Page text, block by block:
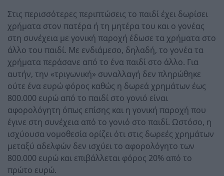
Στις περισσότερες περιπτώσεις το παιδί έχει δωρίσει
χρήματα στον πατέρα ή τη μητέρα του και ο γονέας
στη συνέχεια με γονική παροχή έδωσε τα χρήματα στο
άλλο του παιδί. Με ενδιάμεσο, δηλαδή, το γονέα τα
χρήματα περάσανε από το ένα παιδί στο άλλο. Για
αυτήν, την «τριγωνική» συναλλαγή δεν πληρώθηκε
ούτε ένα ευρώ φόρος καθώς η δωρεά χρημάτων έως
800.000 ευρώ από το παιδί στο γονιό είναι
αφορολόγητη όπως επίσης και η γονική παροχή που
έγινε στη συνέχεια από το γονιό στο παιδί. Ωστόσο, η
ισχύουσα νομοθεσία ορίζει ότι στις δωρεές χρημάτων
μεταξύ αδελφών δεν ισχύει το αφορολόγητο των
800.000 ευρώ και επιβάλλεται φόρος 20% από το
πρώτο ευρώ.